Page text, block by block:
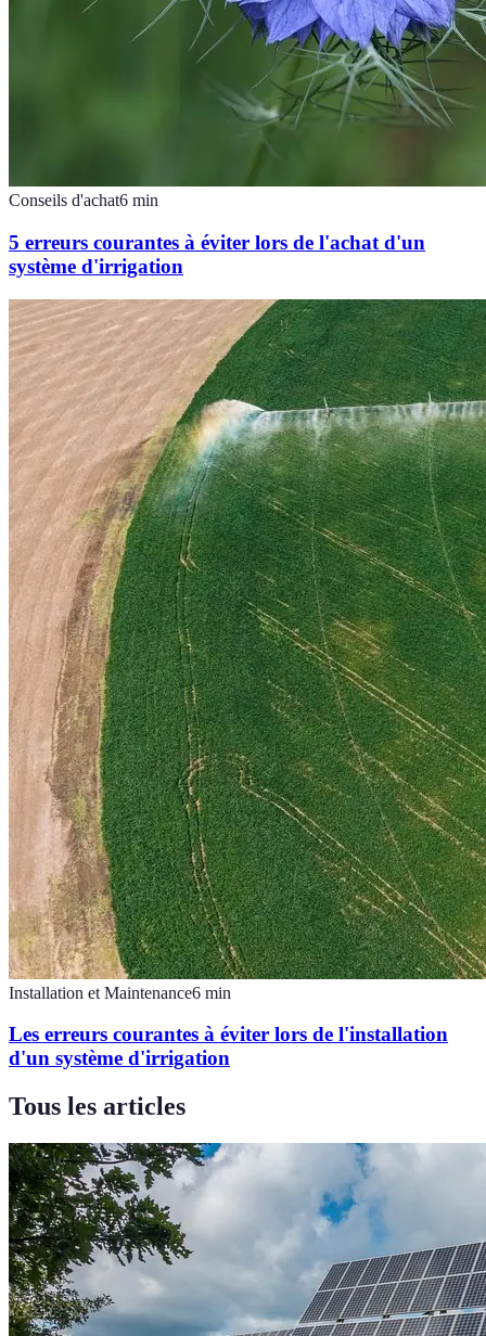
Conseils d'achat6 min
5 erreurs courantes à éviter lors de l'achat d'un
système d'irrigation
Installation et Maintenance6 min
Les erreurs courantes à éviter lors de l'installation
d'un système d'irrigation
Tous les articles